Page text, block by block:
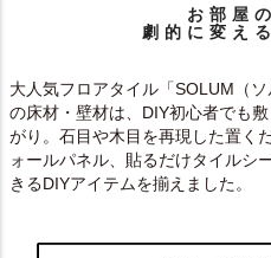
お部屋
劇的に変え
大人気フロアタイル「SOLUM（
の床材・壁材は、DIY初心者でも
がり。石目や木目を再現した置く
ォールパネル、貼るだけタイルシ
きるDIYアイテムを揃えました。